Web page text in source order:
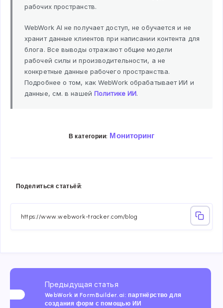
рабочих пространств.
WebWork AI не получает доступ, не обучается и не
хранит данные клиентов при написании контента для
блога. Все выводы отражают общие модели
рабочей силы и производительности, а не
конкретные данные рабочего пространства.
Подробнее о том, как WebWork обрабатывает ИИ и
данные, см. в нашей Политике ИИ.
В категории: Мониторинг
Поделиться статьёй:
Email
Предыдущая статья
WebWork и FormBuilder.ai: партнёрство для
создания форм с помощью ИИ